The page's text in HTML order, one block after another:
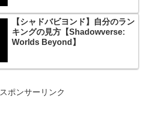
【シャドバビヨンド】自分のラン
キングの見方【Shadowverse:
Worlds Beyond】
スポンサーリンク